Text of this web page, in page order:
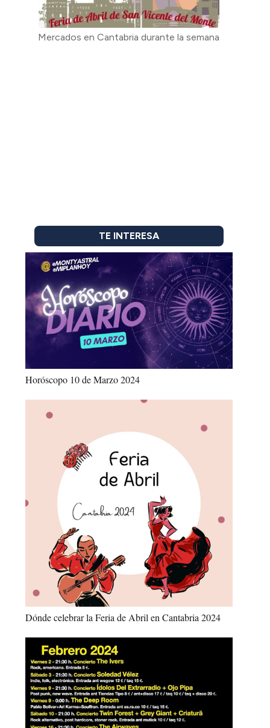
Mercados en Cantabria durante la semana
TE INTERESA
Horóscopo 10 de Marzo 2024
Dónde celebrar la Feria de Abril en Cantabria 2024